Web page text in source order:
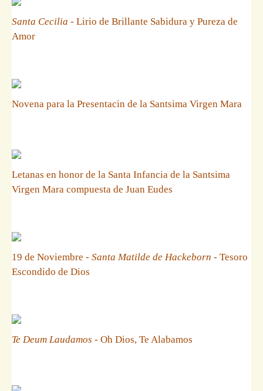
Santa Cecilia - Lirio de Brillante Sabidura y Pureza de
Amor
Novena para la Presentacin de la Santsima Virgen Mara
Letanas en honor de la Santa Infancia de la Santsima
Virgen Mara compuesta de Juan Eudes
19 de Noviembre - Santa Matilde de Hackeborn - Tesoro
Escondido de Dios
Te Deum Laudamos - Oh Dios, Te Alabamos